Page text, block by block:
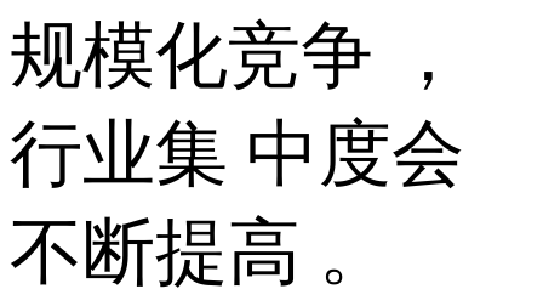
规模化竞争 ，
行业集 中度会
不断提高 。